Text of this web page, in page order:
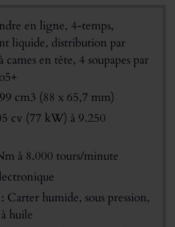
en ligne, 4-temps,
liquide, distribution par
cames en tête, 4 soupapes par
cm3 (88 x 65,7 mm)
cv (77 kW) à 9.250
à 8.000 tours/minute
humide, sous pression,
huile